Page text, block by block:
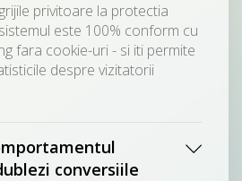
privitoare la protectia
este 100% conform cu
fara cookie-uri - si iti permite
despre vizitatorii
conversiile